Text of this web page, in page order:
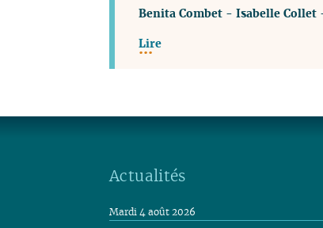
Benita Combet- Isabelle Collet
Lire
Actualités
Mardi 4 août 2026